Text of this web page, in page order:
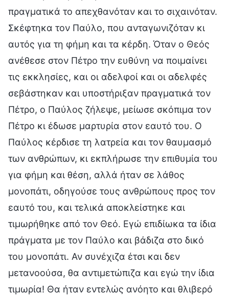
πραγματικά το απεχθανόταν και το σιχαινόταν.
Σκέφτηκα τον Παύλο, που ανταγωνιζόταν κι
αυτός για τη φήμη και τα κέρδη. Όταν ο Θεός
ανέθεσε στον Πέτρο την ευθύνη να ποιμαίνει
τις εκκλησίες, και οι αδελφοί και οι αδελφές
σεβάστηκαν και υποστήριξαν πραγματικά τον
Πέτρο, ο Παύλος ζήλεψε, μείωσε σκόπιμα τον
Πέτρο κι έδωσε μαρτυρία στον εαυτό του. Ο
Παύλος κέρδισε τη λατρεία και τον θαυμασμό
των ανθρώπων, κι εκπλήρωσε την επιθυμία του
για φήμη και θέση, αλλά ήταν σε λάθος
μονοπάτι, οδηγούσε τους ανθρώπους προς τον
εαυτό του, και τελικά αποκλείστηκε και
τιμωρήθηκε από τον Θεό. Εγώ επιδίωκα τα ίδια
πράγματα με τον Παύλο και βάδιζα στο δικό
του μονοπάτι. Αν συνέχιζα έτσι και δεν
μετανοούσα, θα αντιμετώπιζα και εγώ την ίδια
τιμωρία! Θα ήταν εντελώς ανόητο και θλιβερό